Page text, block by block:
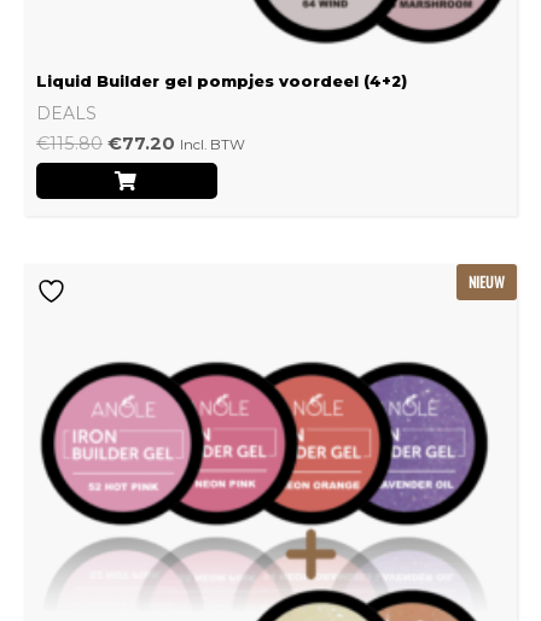
Liquid Builder gel pompjes voordeel (4+2)
DEALS
€115.80 €77.20 Incl. BTW
NIEUW